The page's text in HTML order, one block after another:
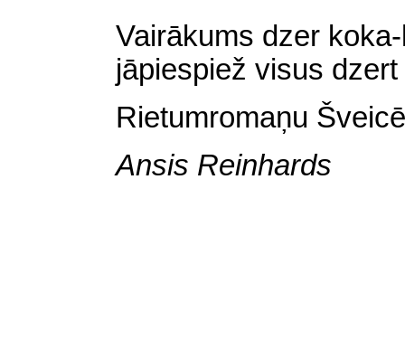
Vairākums dzer
jāpiespiež visus
Rietumromaņu Šveicē
Ansis Reinhards